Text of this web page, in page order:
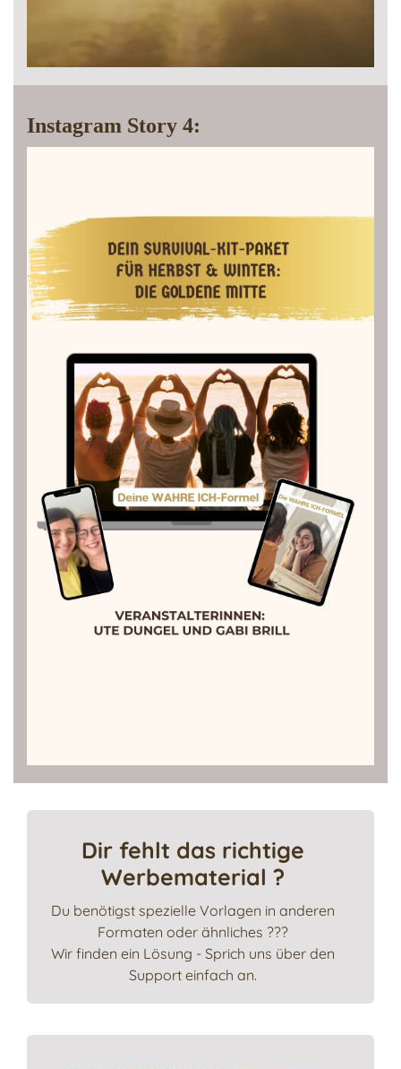
Instagram Story 4:
Dir fehlt das richtige
Werbematerial ?
Du benötigst spezielle Vorlagen in anderen
Formaten oder ähnliches ???
Wir finden ein Lösung - Sprich uns über den
Support einfach an.